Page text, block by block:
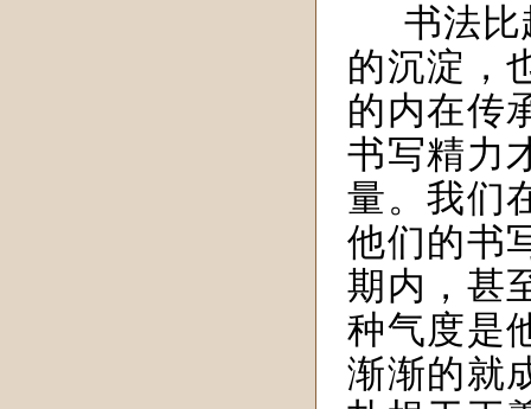
书法比
的沉淀，
的内在传
书写精力
量。我们
他们的书
期内，甚
种气度是
渐渐的就